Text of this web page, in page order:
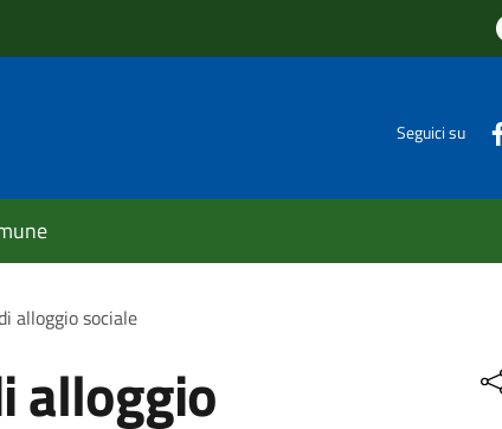
Seguici su
alloggio sociale
alloggio